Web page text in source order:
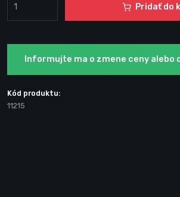
Informujte ma o zmene ceny alebo
Kód produktu:
11215